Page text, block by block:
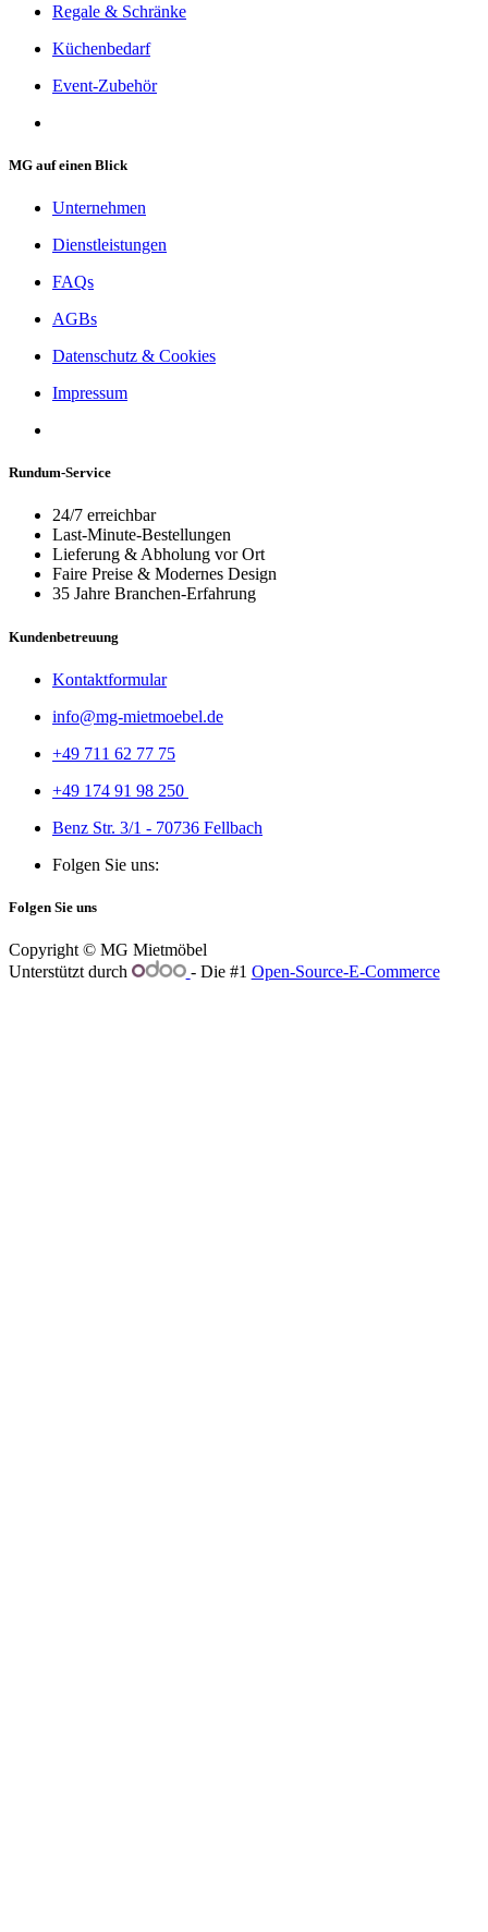
Regale & Schränke
Küchenbedarf
Event-Zubehör
MG auf einen Blick
Unternehmen
Dienstleistungen
FAQs
AGBs
Datenschutz & Cookies
Impressum
Rundum-Service
24/7 erreichbar
Last-Minute-Bestellungen
Lieferung & Abholung vor Ort
Faire Preise & Modernes Design
35 Jahre Branchen-Erfahrung
Kundenbetreuung
Kontaktformular
info@mg-mietmoebel.de
+49 711 62 77 75
+49 174 91 98 250
Benz Str. 3/1 - 70736 Fellbach
Folgen Sie uns:
Folgen Sie uns
Copyright © MG Mietmöbel
Unterstützt durch
- Die #1 Open-Source-E-Commerce